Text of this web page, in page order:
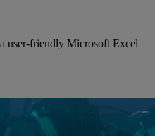
user-friendly Microsoft Excel